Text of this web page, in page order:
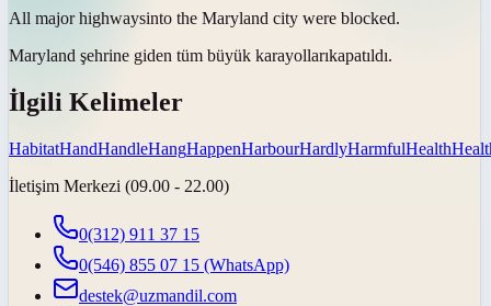
All major highwaysinto the Maryland city were blocked.
Maryland şehrine giden tüm büyük karayollarıkapatıldı.
İlgili Kelimeler
HabitatHandHandleHangHappenHarbourHardlyHarmfulHealth
İletişim Merkezi (09.00 - 22.00)
0(312) 911 37 15
0(546) 855 07 15 (WhatsApp)
destek@uzmandil.com